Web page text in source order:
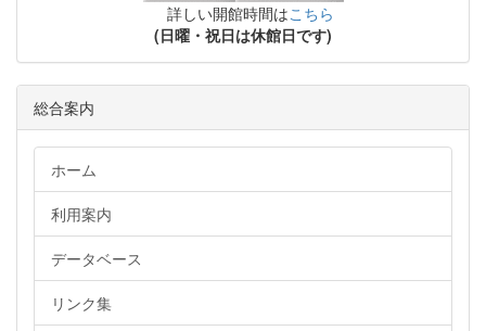
詳しい開館時間はこちら
(日曜・祝日は休館日です)
総合案内
ホーム
利用案内
データベース
リンク集